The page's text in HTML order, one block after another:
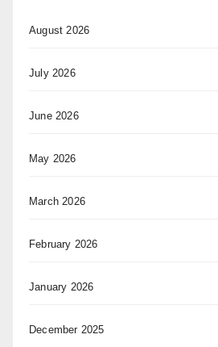
August 2026
July 2026
June 2026
May 2026
March 2026
February 2026
January 2026
December 2025